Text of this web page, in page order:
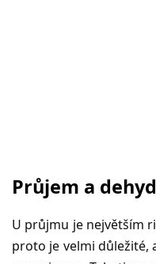
Průjem a
U průjmu je největším
proto je velmi důležité,